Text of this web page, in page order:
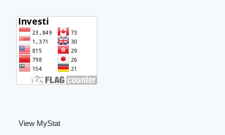
View MyStat